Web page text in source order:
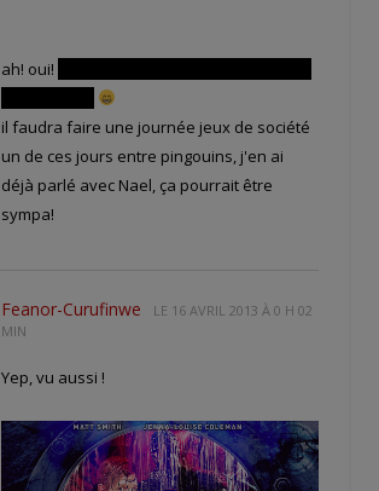
ah! oui!
il faudra faire une journée jeux de société
un de ces jours entre pingouins, j'en ai
déjà parlé avec Nael, ça pourrait être
sympa!
Feanor-Curufinwe LE 16 AVRIL 2013 À 0 H 02
MIN
Yep, vu aussi !